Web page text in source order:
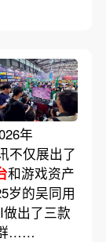
年
不仅展出了
和游戏资产
岁的吴同用
出了三款
群……